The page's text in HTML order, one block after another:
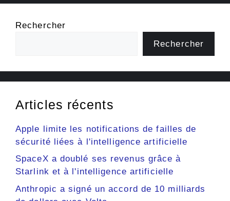
Rechercher
Rechercher
Articles récents
Apple limite les notifications de failles de
sécurité liées à l'intelligence artificielle
SpaceX a doublé ses revenus grâce à
Starlink et à l'intelligence artificielle
Anthropic a signé un accord de 10 milliards